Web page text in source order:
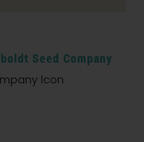
Seed Company